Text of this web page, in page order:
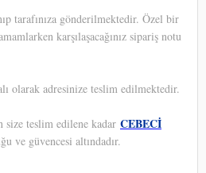
tarafınıza gönderilmektedir. Özel bir
karşılaşacağınız sipariş notu
olarak adresinize teslim edilmektedir.
size teslim edilene kadar CEBECİ
ve güvencesi altındadır.